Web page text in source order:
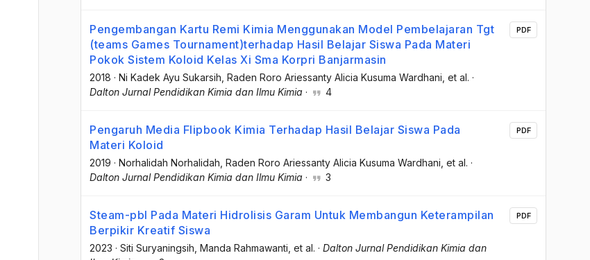
Pengembangan Kartu Remi Kimia Menggunakan Model Pembelajaran Tgt
(teams Games Tournament)terhadap Hasil Belajar Siswa Pada Materi
Pokok Sistem Koloid Kelas Xi Sma Korpri Banjarmasin
2018 · Ni Kadek Ayu Sukarsih , Raden Roro Ariessanty Alicia Kusuma Wardhani , et al. ·
Dalton Jurnal Pendidikan Kimia dan Ilmu Kimia · 4
PDF
Pengaruh Media Flipbook Kimia Terhadap Hasil Belajar Siswa Pada
Materi Koloid
2019 · Norhalidah Norhalidah , Raden Roro Ariessanty Alicia Kusuma Wardhani , et al. ·
Dalton Jurnal Pendidikan Kimia dan Ilmu Kimia · 3
PDF
Steam-pbl Pada Materi Hidrolisis Garam Untuk Membangun Keterampilan
Berpikir Kreatif Siswa
2023 · Siti Suryaningsih , Manda Rahmawanti , et al. · Dalton Jurnal Pendidikan Kimia dan
PDF